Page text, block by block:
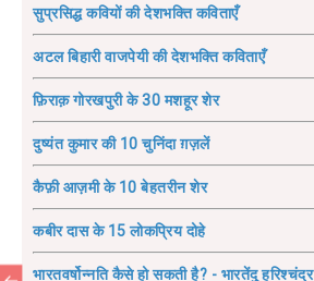
सुप्रसिद्ध कवियों की देशभक्ति कविताएँ
अटल बिहारी वाजपेयी की देशभक्ति कविताएँ
फ़िराक़ गोरखपुरी के 30 मशहूर शेर
दुष्यंत कुमार की 10 चुनिंदा ग़ज़लें
कैफ़ी आज़मी के 10 बेहतरीन शेर
कबीर दास के 15 लोकप्रिय दोहे
भारतवर्षोन्नति कैसे हो सकती है? - भारतेंदु हरिश्चंद्र